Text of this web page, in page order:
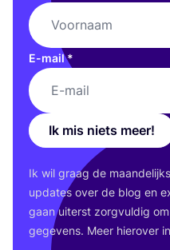
E-mail*
Ik mis niets meer!
Ik wil graag de
upda­tes over de blog en
gaan uiterst zorg­vul­dig
gege­vens. Meer hier­over in